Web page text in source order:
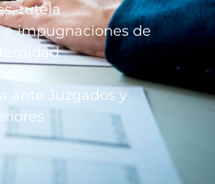
tutela
e impugnaciones de
ante Juzgados y